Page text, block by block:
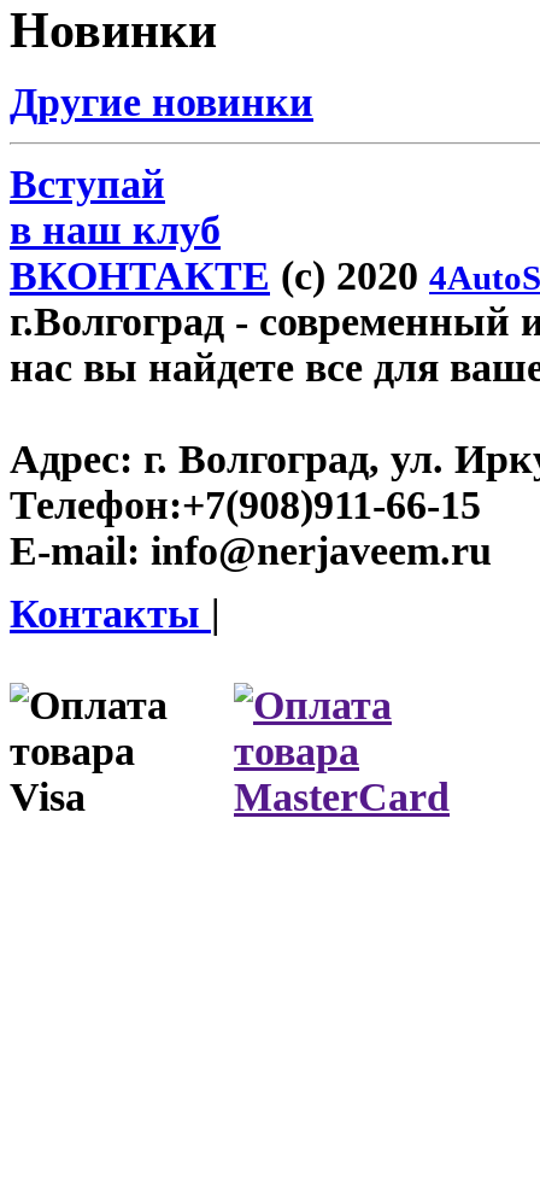
Новинки
Другие новинки
Вступай
в наш клуб
ВКОНТАКТЕ (c) 2020
г.Волгоград - современный
нас вы найдете все для
Адрес: г. Волгоград, ул.
Телефон:+7(908)911-66-15
E-mail: info@nerjaveem.ru
Контакты |